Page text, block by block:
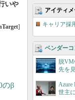
いや
]
のβ
アイティ
キャリア採
ベンダー
脱
先を
Azure
世主